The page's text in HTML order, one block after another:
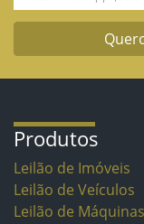
Produtos
Leilão de Imóveis
Leilão de Veículos
Leilão de Máquinas